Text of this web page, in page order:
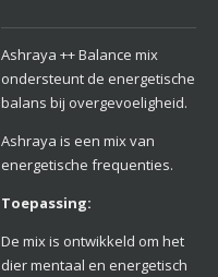
Ashraya ++ Balance mix
ondersteunt de energetische
balans bij overgevoeligheid.
Ashraya is een mix van
energetische frequenties.
Toepassing:
De mix is ontwikkeld om het
dier mentaal en energetisch